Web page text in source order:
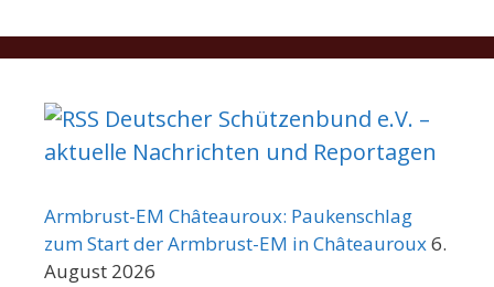
Deutscher Schützenbund e.V. –
aktuelle Nachrichten und Reportagen
Armbrust-EM Châteauroux: Paukenschlag
zum Start der Armbrust-EM in Châteauroux6.
August 2026